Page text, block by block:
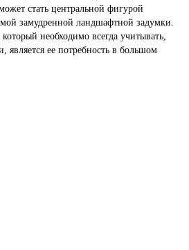
стать центральной фигурой
замудренной ландшафтной задумки.
необходимо всегда учитывать,
является ее потребность в большом